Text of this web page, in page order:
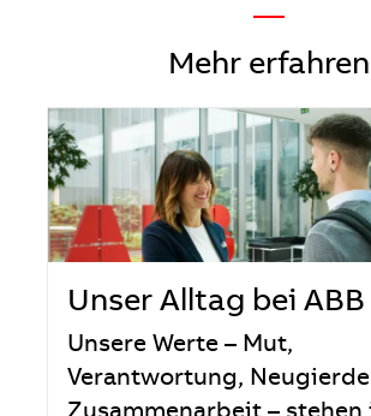
—
Mehr erfahren
Unser Alltag bei ABB
Unsere Werte – Mut,
Verantwortung,